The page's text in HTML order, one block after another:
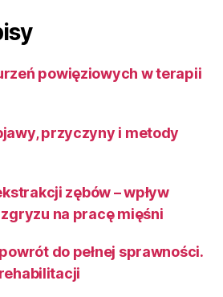
powięziowych w terapii
przyczyny i metody
zębów – wpływ
zgryzu na pracę mięśni
do pełnej sprawności.